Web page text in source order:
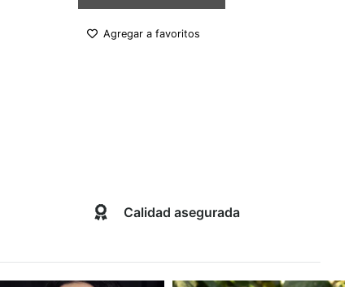
Agregar a favoritos
Calidad asegurada